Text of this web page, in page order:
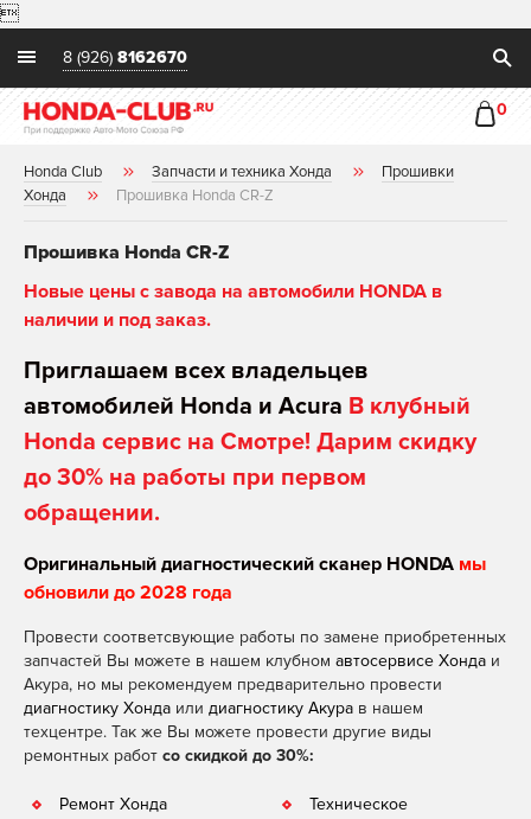

8 (926) 8162670
0
Honda Club Запчасти и техника Хонда
Прошивки
Хонда
Прошивка Honda CR-Z
Прошивка Honda CR-Z
Новые цены с завода на автомобили HONDA в
наличии и под заказ.
Приглашаем всех владельцев
автомобилей Honda и Acura В клубный
Honda сервис на Смотре! Дарим скидку
до 30% на работы при первом
обращении.
Оригинальный диагностический сканер HONDA мы
обновили до 2028 года
Провести соответсвующие работы по замене приобретенных
запчастей Вы можете в нашем клубном автосервисе Хонда и
Акура, но мы рекомендуем предварительно провести
диагностику Хонда или диагностику Акура в нашем
техцентре. Так же Вы можете провести другие виды
ремонтных работ со скидкой до 30%:
Ремонт Хонда
Техническое